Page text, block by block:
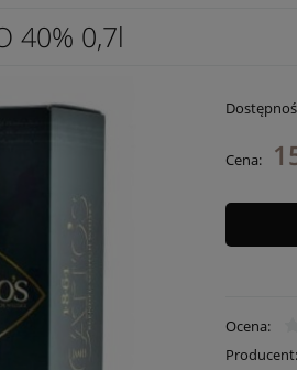
40% 0,7l
Cena:
Ocena:
Producent: